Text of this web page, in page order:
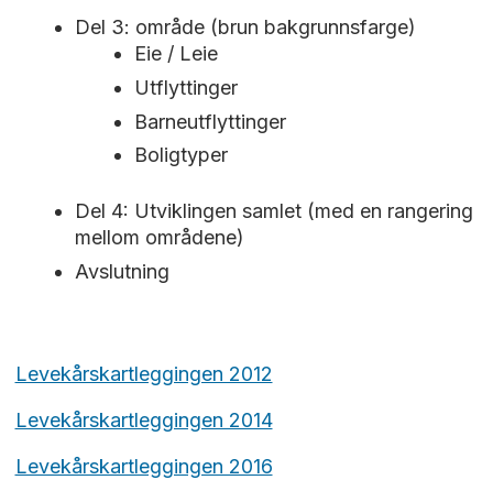
Del 3: område (brun bakgrunnsfarge)
Eie / Leie
Utflyttinger
Barneutflyttinger
Boligtyper
Del 4: Utviklingen samlet (med en rangering
mellom områdene)
Avslutning
Levekårskartleggingen 2012
Levekårskartleggingen 2014
Levekårskartleggingen 2016